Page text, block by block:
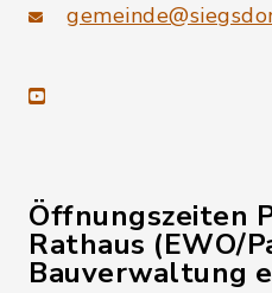
youtube
Öffnungszeiten
Rathaus (EWO/
Bauverwaltung